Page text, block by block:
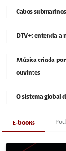
Cabos
DTV+: entenda a
Música criada
ouvintes
O sistema global
E-books